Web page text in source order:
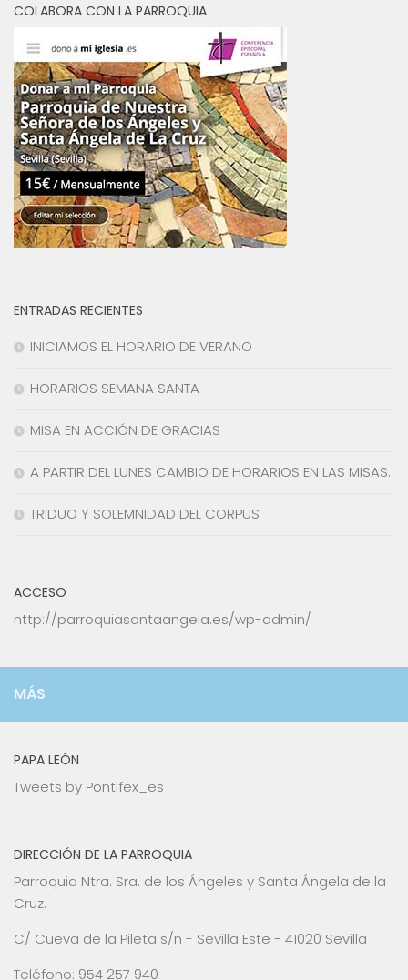
COLABORA CON LA PARROQUIA
ENTRADAS RECIENTES
INICIAMOS EL HORARIO DE VERANO
HORARIOS SEMANA SANTA
MISA EN ACCIÓN DE GRACIAS
A PARTIR DEL LUNES CAMBIO DE HORARIOS EN LAS MISAS.
TRIDUO Y SOLEMNIDAD DEL CORPUS
ACCESO
http://parroquiasantaangela.es/wp-admin/
MÁS
PAPA LEÓN
Tweets by Pontifex_es
DIRECCIÓN DE LA PARROQUIA
Parroquia Ntra. Sra. de los Ángeles y Santa Ángela de la
Cruz.
C/ Cueva de la Pileta s/n - Sevilla Este - 41020 Sevilla
Teléfono: 954 257 940